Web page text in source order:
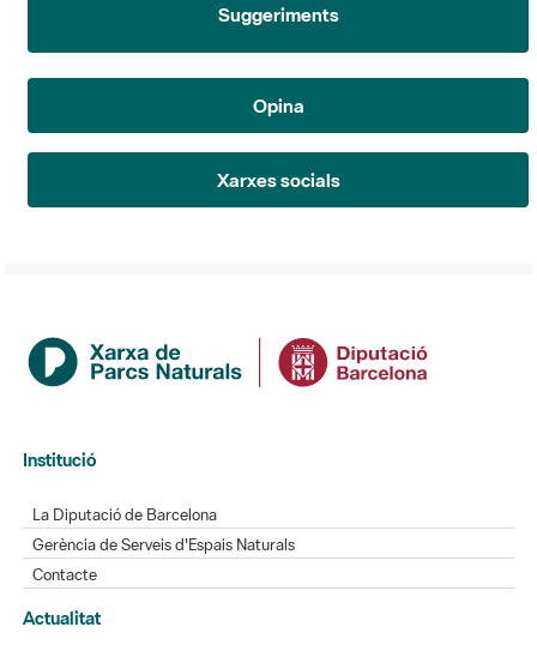
Suggeriments
Opina
Xarxes socials
Institució
La Diputació de Barcelona
Gerència de Serveis d'Espais Naturals
Contacte
Actualitat